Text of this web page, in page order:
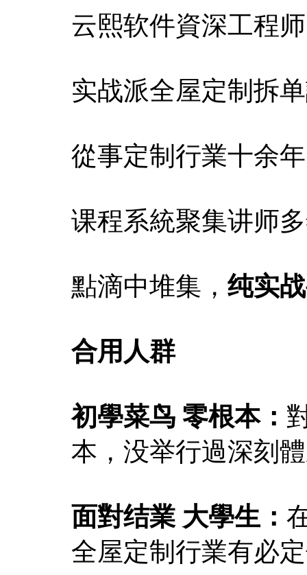
云熙软件資深工程师
实战派全屋定制拆
從事定制行業十余
课程系統聚集讲师
點滴中堆集， 纯实
合用人群
初學菜鸟 零根本：
本，没举行過深刻
面對结業 大學生：
全屋定制行業有必